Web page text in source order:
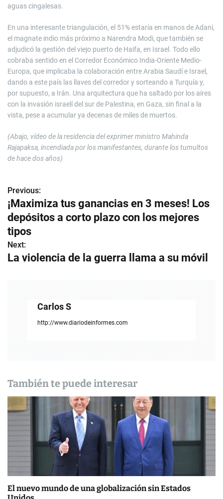
aguas cingalesas.
En una interesante triangulación, el 51% estaría en manos de Adani,
el magnate indio más próximo a Narendra Modi, que también se
adjudicó la gestión del viejo puerto de Haifa, en Israel. Todo ello
cobraba sentido en el Corredor Económico India-Oriente Medio-
Europa, que implicaba la colaboración entre Arabia Saudí e Israel,
dando a este país las llaves del corredor y sorteando a Turquía y,
por supuesto, a Irán. Una arquitectura que ha saltado por los aires
con la invasión israelí del sur de Palestina, en Gaza, sin final a la
vista, pese a acumular ya decenas de miles de muertos.
(Abajo, vídeo de la residencia del exprimer ministro Mahinda
Rajapaksa, incendiada por los manifestantes, durante los tumultos
de hace dos años)
N
a
v
e
d
e
r
a
Previous:
¡Maximiza tus ganancias en 3 meses! Los
depósitos a corto plazo con los mejores
tipos
Next:
La violencia de la guerra llama a su móvil
Carlos S
http://www.diariodeinformes.com
También te puede interesar
El nuevo mundo de una globalización sin Estados